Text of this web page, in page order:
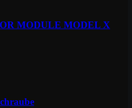
MODULE MODEL X